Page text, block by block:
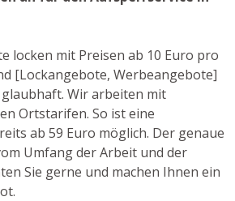
locken mit Preisen ab 10 Euro pro
[Lockangebote, Werbeangebote]
Wir arbeiten mit
Ortstarifen. So ist eine
ab 59 Euro möglich. Der genaue
Umfang der Arbeit und der
Sie gerne und machen Ihnen ein